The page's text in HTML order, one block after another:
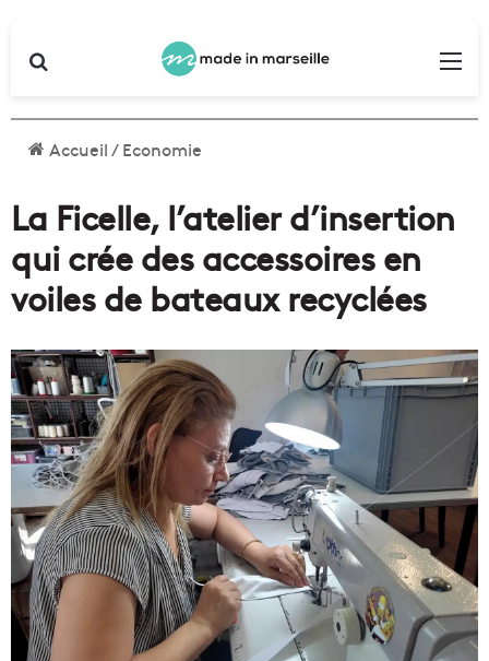
Accueil/Economie
La Ficelle, l’atelier d’insertion
qui crée des accessoires en
voiles de bateaux recyclées